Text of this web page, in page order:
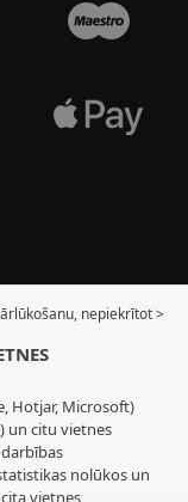
nepiekrītot >
Hotjar, Microsoft)
un citu vietnes
nolūkos un
vietnes